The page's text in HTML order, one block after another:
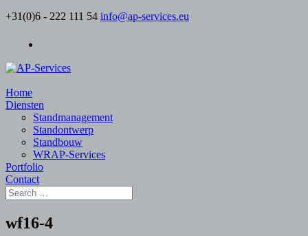
+31(0)6 - 222 111 54 info@ap-services.eu
Home
Diensten
Standmanagement
Standontwerp
Standbouw
WRAP-Services
Portfolio
Contact
wf16-4